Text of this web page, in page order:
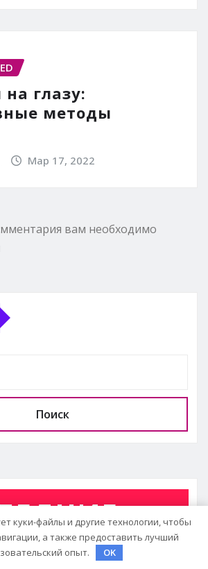
глазу:
методы
Мар 17, 2022
вам необходимо
Поиск
куки-файлы и другие технологии, чтобы
а также предоставить лучший
опыт.
OK